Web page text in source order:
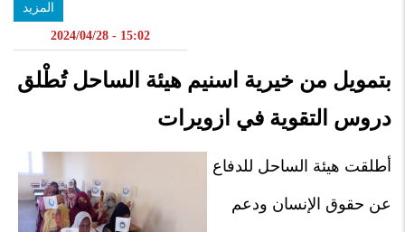
المزيد
15:02 - 2024/04/28
بتمويل من خيرية اسنيم هيئة الساحل تُطْلق
دروس التقوية في ازويرات
أطلقت هيئة الساحل للدفاع
عن حقوق الإنسان ودعم